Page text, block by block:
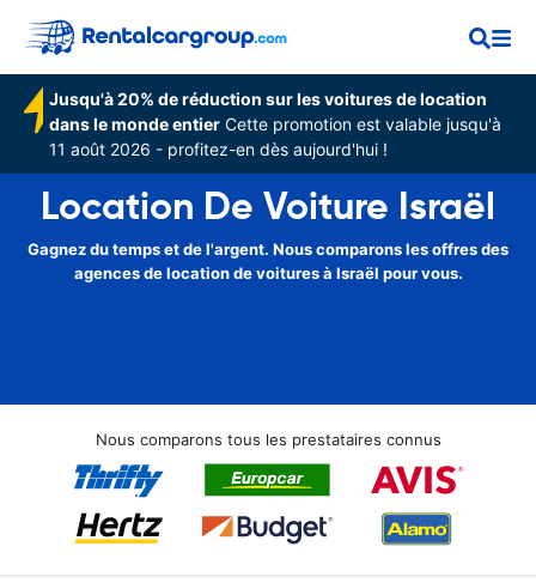
Jusqu'à 20% de réduction sur les voitures de location
dans le monde entier Cette promotion est valable jusqu'à
11 août 2026 - profitez-en dès aujourd'hui !
Location De Voiture Israël
Gagnez du temps et de l'argent. Nous comparons les offres des
agences de location de voitures à Israël pour vous.
Nous comparons tous les prestataires connus